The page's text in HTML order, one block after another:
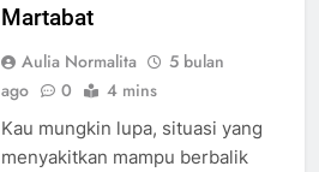
Martabat
Aulia Normalita
5 bulan
ago
0 4 mins
Kau mungkin lupa, situasi yang
menyakitkan mampu berbalik